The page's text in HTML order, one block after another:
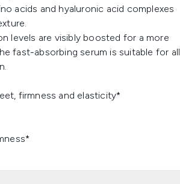
acids and hyaluronic acid complexes
levels are visibly boosted for a more
fast-absorbing serum is suitable for all
firmness and elasticity*